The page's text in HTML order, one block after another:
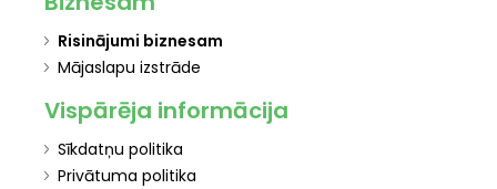
Risinājumi biznesam
Mājaslapu izstrāde
Vispārēja informācija
Sīkdatņu politika
Privātuma politika